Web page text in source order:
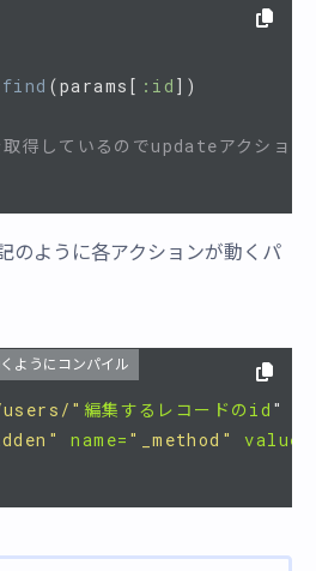
find (params [ :id ])
得しているのでupdateアクション
のように各アクションが動くパ
ようにコンパイル
" 編集するレコードのid "
name= "_method" value=